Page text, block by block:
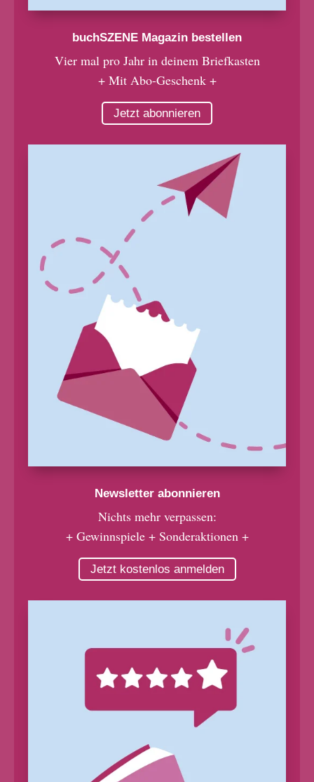
buchSZENE Magazin bestellen
Vier mal pro Jahr in deinem Briefkasten
+ Mit Abo-Geschenk +
Jetzt abonnieren
Newsletter abonnieren
Nichts mehr verpassen:
+ Gewinnspiele + Sonderaktionen +
Jetzt kostenlos anmelden